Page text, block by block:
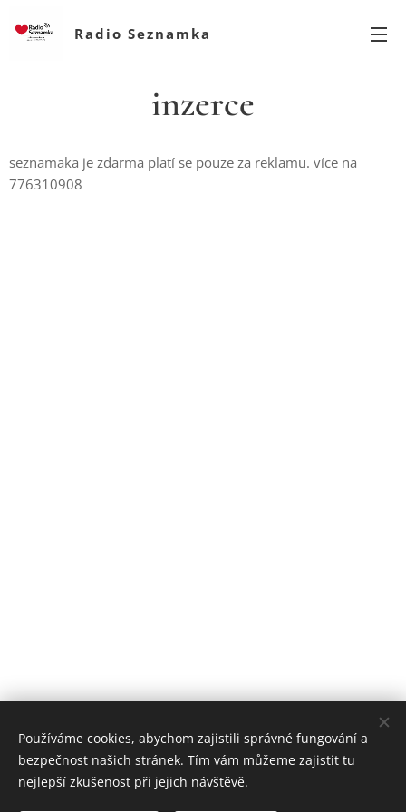
Radio Seznamka
inzerce
seznamaka je zdarma platí se pouze za reklamu. více na
776310908
Používáme cookies, abychom zajistili správné fungování a
bezpečnost našich stránek. Tím vám můžeme zajistit tu
nejlepší zkušenost při jejich návštěvě.